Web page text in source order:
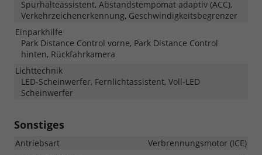
Spurhalteassistent, Abstandstempomat adaptiv (ACC),
Verkehrzeichenerkennung, Geschwindigkeitsbegrenzer
Einparkhilfe
Park Distance Control vorne, Park Distance Control
hinten, Rückfahrkamera
Lichttechnik
LED-Scheinwerfer, Fernlichtassistent, Voll-LED
Scheinwerfer
Sonstiges
Antriebsart
Verbrennungsmotor (ICE)